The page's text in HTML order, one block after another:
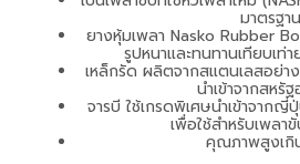
มาตรฐาน
ยางหุ้มเพลา Nasko Rubber
รูปหนาและทนทานเทียบเท่
เหล็กรัด ผลิตจากสแตนเลสอย่า
นำเข้าจากสหรัฐ
จารบี ใช้เกรดพิเศษนำเข้าจาก
เพื่อใช้สำหรับเพลา
คุณภาพสูงเกิ